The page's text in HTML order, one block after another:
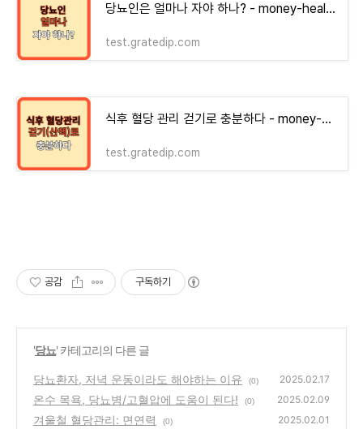
당뇨인은 얼마나 자야 하나? - money-health
test.gratedip.com
식후 혈당 관리 걷기로 충분하다 - money-health
test.gratedip.com
공감 구독하기
'당뇨' 카테고리의 다른 글
당뇨환자, 저녁 운동이라도 해야하는 이유 (0) 2025.02.17
온수 목욕, 당뇨병/고혈압에 도움이 된다! (0) 2025.02.09
겨울철 혈당관리: 면연력 (0) 2025.02.01